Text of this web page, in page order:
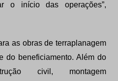
o início das operações”,
as obras de terraplanagem
do beneficiamento. Além do
civil, montagem